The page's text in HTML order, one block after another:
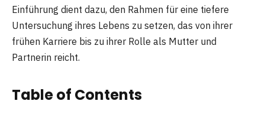
Einführung dient dazu, den Rahmen für eine tiefere
Untersuchung ihres Lebens zu setzen, das von ihrer
frühen Karriere bis zu ihrer Rolle als Mutter und
Partnerin reicht.
Table of Contents